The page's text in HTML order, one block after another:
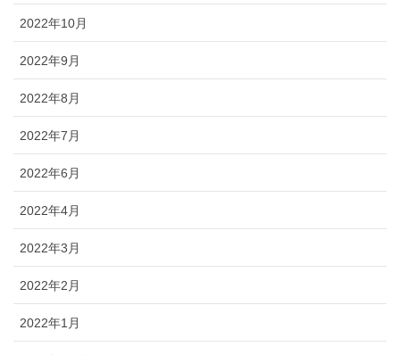
2022年10月
2022年9月
2022年8月
2022年7月
2022年6月
2022年4月
2022年3月
2022年2月
2022年1月